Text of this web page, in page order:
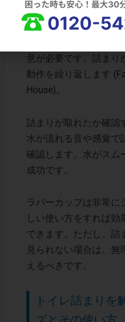
ゆっくりと押し引きす
ラバーカップを上下に
く引っ張ると水が飛
意が必要です。詰まり
動作を繰り返します​
House)。
詰まりが取れたか確認
水が流れる音や感覚で
確認します。水がスム
成功です。
ラバーカップは非常に
しい使い方をすれば
できます。ただし、詰
見られない場合は、無
えるべきです。
トイレ詰まりを